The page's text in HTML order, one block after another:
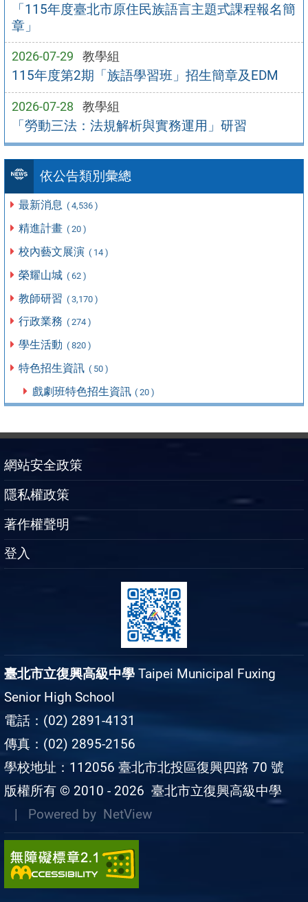
「115年度臺北市原住民族語言主題式課程報名簡
章」
2026-07-29 教學組
115年度第2期「族語學習班」招生簡章及EDM
2026-07-28 教學組
「勞動三法：法規解析與實務運用」研習
依公告類別彙總
最新消息 ( 4,536 )
精進計畫 ( 20 )
校內藝文展演 ( 14 )
榮耀山城 ( 62 )
教師研習 ( 3,170 )
行政業務 ( 274 )
學生活動 ( 820 )
特色招生資訊 ( 50 )
戲劇班特色招生資訊 ( 20 )
網站安全政策
隱私權政策
著作權聲明
登入
臺北市立復興高級中學 Taipei Municipal Fuxing
Senior High School
電話：(02) 2891-4131
傳真：(02) 2895-2156
學校地址：112056 臺北市北投區復興四路 70 號
版權所有 © 2010 - 2026 臺北市立復興高級中學
| Powered by NetView